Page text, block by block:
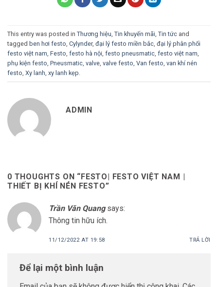
This entry was posted in Thương hiệu Tin khuyến mãi Tin tức and
tagged ben hơi festo Cylynder, đại lý festo miền bắc đại lý phân phối
festo việt nam Festo festo hà nội festo pneusmatic festo việt nam
phụ kiện festo Pneusmatic valve valve festo Van festo van khí nén
festo Xy lanh xy lanh kẹp
ADMIN
0 THOUGHTS ON “ FESTO| FESTO VIỆT NAM |
THIẾT BỊ KHÍ NÉN FESTO”
Trần Văn Quang says:
Thông tin hữu ích.
11/12/2022 AT 19:58 TRẢ LỜI
Để lại một bình luận